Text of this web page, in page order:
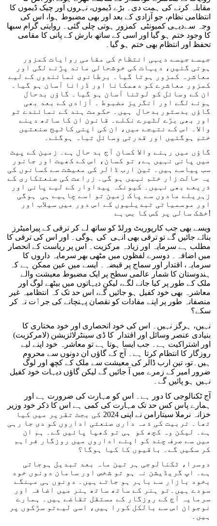
مقابلہ کرنے کی ہمت دی۔ بڑے ڈیموں، نہروں اور چیک ڈیموں کا
انتظامی نظام، جو آزادی کے بعد اور بھی مضبوط ہوا، اس کی
وجہ سےدیہی کمیونٹی کمزور ہوتی چلی گئی۔ روایتی گرام سبھا
کا وجود ختم ہو گیا اور اسی کے ساتھ بارش کے پانی کا مقامی
تحفظ اور انتظام بھی ختم ہو گیا۔
جیسے جیسے دیہی انتظام کی مقامی روایات کمزور
ہوتی گئیں، دیہات کی خوشحالی ماند پڑنے لگی اور
معاشرہ کمزور ہوتا گیا۔ برطانوی نمائندوں کے لیے
کمزور معاشرے کو دھمکانا اور ڈرانا آسان ہو گیا۔
ان کے وسائل کو لوٹنا آسان ہو گیا۔ گاؤں بدحال
ہونے لگے اور انگریز مضبوط ۔ آزادی کے بعد بھی
گاؤں بدستوربدحال ہیں۔ حکومت ہند کے نمائندے تو
اور بھی بڑے لٹیرے نکلے۔ قانون ان کا ساتھ دینے
والا۔ اس کے نتیجے میں، ان کی اپنی کاٹیج صنعتیں
ختم ہوگئیں اور قدرتی وسائل تباہ ہوگئے۔
گاؤں میں رہنے والا کسان آج بد حال ہے۔ زمین کے پیٹ
میں پانی نہیں ہے، تو کسان، اس کے کھیت اور جانور
سب پیاسے ہیں۔ تین ارب ڈالر کی معیشت سے کسانوں کی
یہ حالت زار ختم نہیں ہو گی۔ زراعت کی صنعتکاری کے
ذریعے بھی نہیں۔ کیونکہ پیداوار کے لیے پانی اور
زہریلے مادوں سے پاک زمین تو اسے چاہیے ہی ہوگی
اور موسمیاتی تبدیلیوں کے اس دور میں سیلاب اور
خشک سالی پر کس کا بس ہے!
ویسے بھی جب کارپوریٹ ورلڈ کو ساتھ لے کر ترقی کے پیرامیٹرز
بنائے جائیں گے تو ترقی بھی انہی کی ہوگی۔ اور اس کی ترقی کا
مطلب ہے سرمایہ اور زیادہ مرکزیت۔ اس پر ریاست کے انحصار
میں اضافہ۔ دوسرے لفظوں میں مٹھی بھر سرمایہ داروں کا
سرمایہ، اقتدار اور سماج پر قبضہ۔ ایسے میں عین ممکن ہے کہ
ہندوستان کا شمار عالمی سطح پر ایک مضبوط معیشت والے
ملک کے طور پر کیا جانے لگے، لیکن دیہاتوں میں بیٹھے لوگ اور
معاشرہ بھی خود کفیل ہو جائیں گے، اس حد تک کہ انتظامیہ غیر
منصفانہ طور پر اپنے مفادات کو نقصان پہنچانے کی جرٲت نہ کر
سکے؟
نہیں، ہرگز نہیں۔ اس کی خود انحصاری اور خود مختاری کا
بنیادی عنصر وسائل اور اقتدار کا ڈی سینٹرلائزیشن (لامرکزیت)
اور اشتراکیت ہے۔ جب ایسا ہوتا ہے تو معاشرہ خود اپنے لیے
روزگار کا انتظام کرتا ہے۔ آج کے گاؤں ان دونوں سے محروم
ہیں۔تو، تین ارب ڈالر کی معیشت سے ملک کے کچھ اور لوگ
ضرور امیر کے زمرے میں آ جائیں گے لیکن گاؤں دیہات خود کفیل
نہیں ہو پائیں گے۔
آج ٹکنالوجی کا دور ہے۔ اس کو مہارت کی ضرورت ہے اور
ہمارے پاس کس حد تک مہارت کی کمی ہے اس کا ذکر خود وزیر
خزانہ نرملا سیتارامن نے اپنی 2024 کی بجٹ تقریر میں کیا
تھا۔ تربیت کی ذمہ داری صنعتی اداروں کو دی جا رہی
ہے۔ لیکن وہ کچھ کو ہی تو کھپا پائیں گے۔ ہم ان
میں سے صرف چند کو اپنے اداروں میں روزگار فراہم
کر سکیں گے۔ باقیوں کا کیا ہوگا؟
دوسرا، ٹکنالوجی ہر تین ماہ بعد تبدیل ہوجاتی
ہے۔ اپ گریڈیشن نہ ہو تو شخص اور سامان دونوں خود
بخود بازار سے باہر ہو جاتے ہیں۔ دونوں ہی مہنگے
سودے ہیں۔تو ہنر کے ساتھ ساتھ ہنر میں اضافہ اور
سرمایہ آج کے روزگار کے مستقل تقاضے ہیں۔ ہمارے
نوجوان اس سے بالکل کورا ہیں، اسی لیےتو سڑکوں پر
ہیں۔